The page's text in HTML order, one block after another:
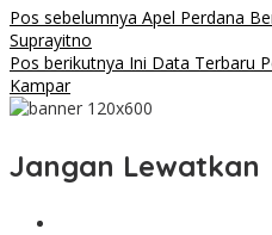
Pos sebelumnya Apel Perdana
Suprayitno
Pos berikutnya Ini Data Terbaru
Kampar
Jangan Lewatkan